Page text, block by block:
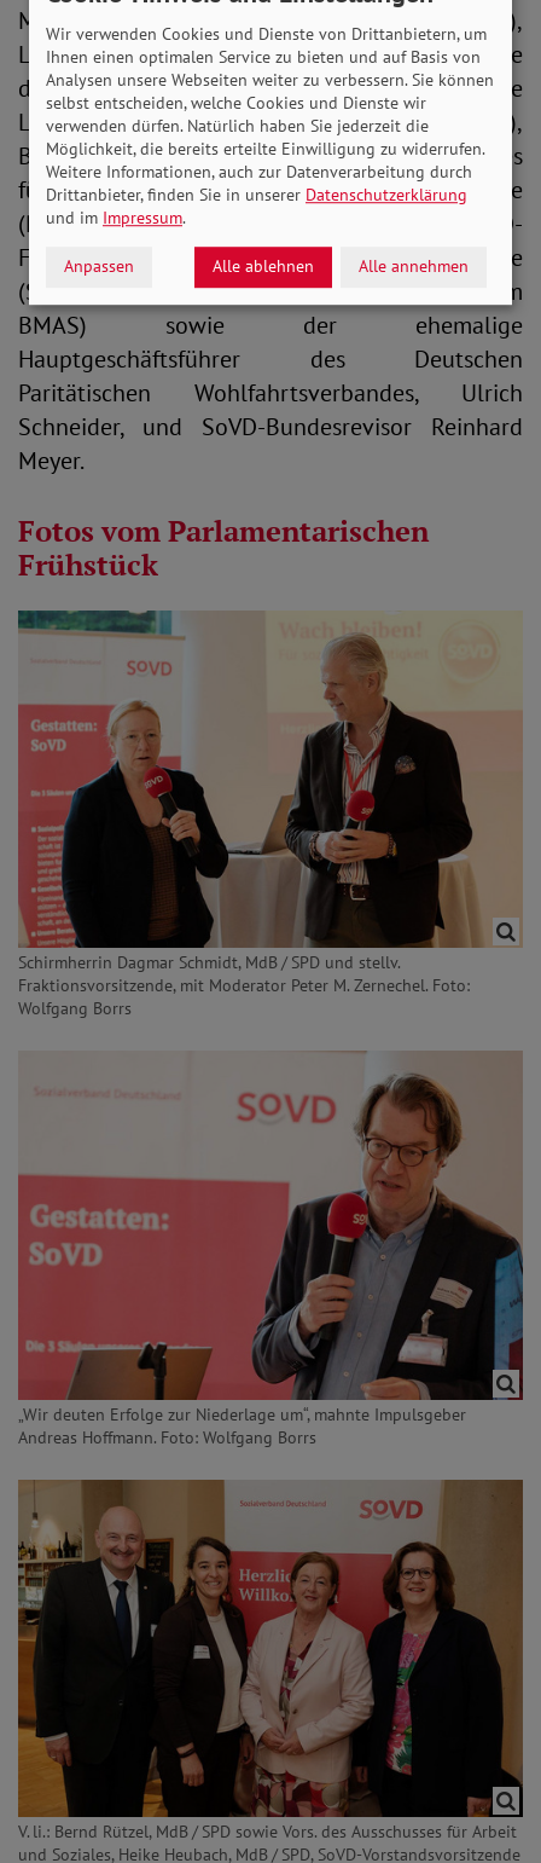
Mit dabei waren die MdB Saskia Esken (SPD),
Lisa Paus (Bündnis 90 / Die Grünen, Vorsitzende
des Haushaltsausschusses), Janine Wissler (Die
Linke), Florian Bilic (CDU), Heike Heubach (SPD),
Bernd Rützel (SPD, Vorsitzender des Ausschusses
für Arbeit und Soziales), Dirk Wiese
(Parlamentarischer Geschäftsführer SPD-
Fraktion), Michael Thews (SPD), Kerstin Griese
(SPD, Parlamentarische Staatssekretärin im
BMAS) sowie der ehemalige
Hauptgeschäftsführer des Deutschen
Paritätischen Wohlfahrtsverbandes, Ulrich
Schneider, und SoVD-Bundesrevisor Reinhard
Meyer.
Fotos vom Parlamentarischen
Frühstück
Schirmherrin Dagmar Schmidt, MdB / SPD und stellv.
Fraktionsvorsitzende, mit Moderator Peter M. Zernechel. Foto:
Wolfgang Borrs
„Wir deuten Erfolge zur Niederlage um“, mahnte Impulsgeber
Andreas Hoffmann. Foto: Wolfgang Borrs
V. li.: Bernd Rützel, MdB / SPD sowie Vors. des Ausschusses für Arbeit
und Soziales, Heike Heubach, MdB / SPD, SoVD-Vorstandsvorsitzende
Wir verwenden Cookies und Dienste von Drittanbietern, um
Ihnen einen optimalen Service zu bieten und auf Basis von
Analysen unsere Webseiten weiter zu verbessern. Sie können
selbst entscheiden, welche Cookies und Dienste wir
verwenden dürfen. Natürlich haben Sie jederzeit die
Möglichkeit, die bereits erteilte Einwilligung zu widerrufen.
Weitere Informationen, auch zur Datenverarbeitung durch
Drittanbieter, finden Sie in unserer Datenschutzerklärung
und im Impressum.
Anpassen Alle ablehnen Alle annehmen